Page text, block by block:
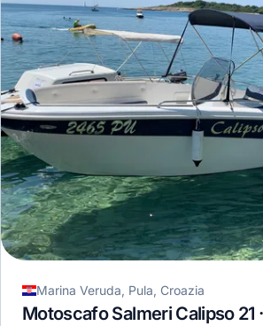
Marina Veruda, Pula, Croazia
Motoscafo Salmeri Calipso 21